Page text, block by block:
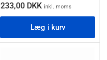
233,00 DKK inkl. moms
Læg i kurv